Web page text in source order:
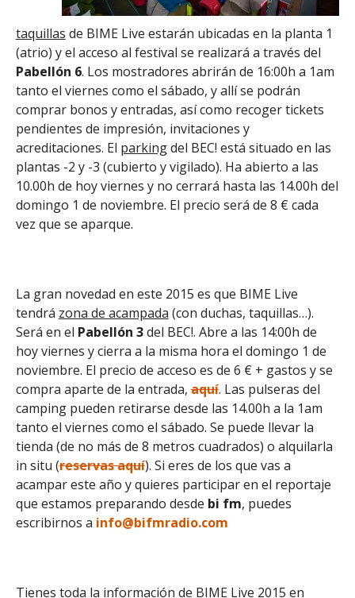
taquillas de BIME Live estarán ubicadas en la planta 1
(atrio) y el acceso al festival se realizará a través del
Pabellón 6. Los mostradores abrirán de 16:00h a 1am
tanto el viernes como el sábado, y allí se podrán
comprar bonos y entradas, así como recoger tickets
pendientes de impresión, invitaciones y
acreditaciones. El parkingdel BEC! está situado en las
plantas -2 y -3 (cubierto y vigilado). Ha abierto a las
10.00h de hoy viernes y no cerrará hasta las 14.00h del
domingo 1 de noviembre. El precio será de 8 € cada
vez que se aparque.
La gran novedad en este 2015 es que BIME Live
tendrá zona de acampada (con duchas, taquillas…).
Será en el Pabellón 3del BEC!. Abre a las 14:00h de
hoy viernes y cierra a la misma hora el domingo 1 de
noviembre. El precio de acceso es de 6 € + gastos y se
compra aparte de la entrada,aquí. Las pulseras del
camping pueden retirarse desde las 14.00h a la 1am
tanto el viernes como el sábado. Se puede llevar la
tienda (de no más de 8 metros cuadrados) o alquilarla
in situ (reservas aquí). Si eres de los que vas a
acampar este año y quieres participar en el reportaje
que estamos preparando desde bi fm, puedes
escribirnos a info@bifmradio.com
Tienes toda la información de BIME Live 2015 en